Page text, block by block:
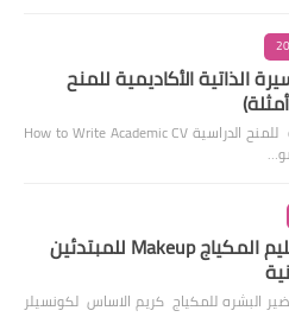
الذاتية الأكاديمية للمنح
كيفية كتابة السيرة الذاتية الأكاديمية للمنح الدراسية How to Write Academic CV
دورة مجانية تعليم المكياج Makeup للمبتدئين
البشره للمكياج كريم الاساس لكونسيلر